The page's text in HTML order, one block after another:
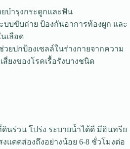
ยบำรุงกระดูกและฟัน
บบขับถ่าย ป้องกันอาการท้องผูก และ
เลือด
วยปกป้องเซลล์ในร่างกายจากความ
สี่ยงของโรคเรื้อรังบางชนิด
นร่วน โปร่ง ระบายน้ำได้ดี มีอินทรีย
แดดส่องถึงอย่างน้อย 6-8 ชั่วโมงต่อ